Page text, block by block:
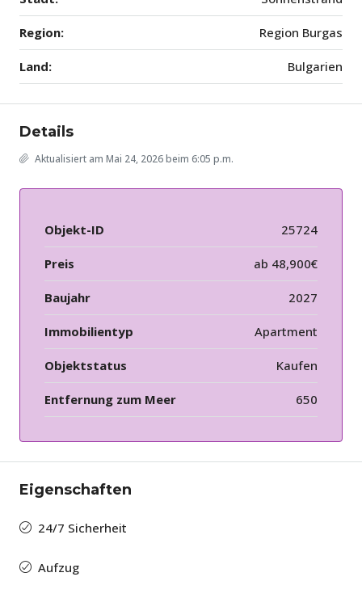
Region: Region Burgas
Land: Bulgarien
Details
Aktualisiert am Mai 24, 2026 beim 6:05 p.m.
Objekt-ID 25724
Preis ab 48,900€
Baujahr 2027
Immobilientyp Apartment
Objektstatus Kaufen
Entfernung zum Meer 650
Eigenschaften
24/7 Sicherheit
Aufzug